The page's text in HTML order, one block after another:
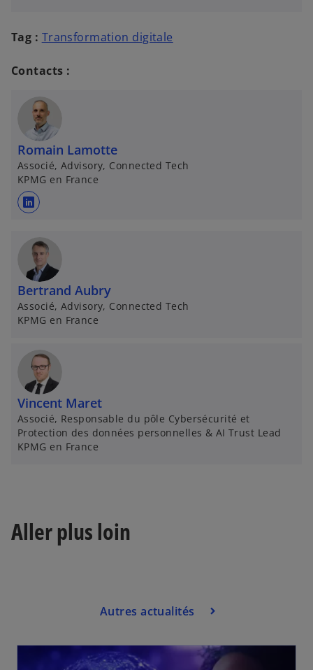
Tag : Transformation digitale
Contacts :
Romain Lamotte
Associé, Advisory, Connected Tech
KPMG en France
s
o
u
v
r
e
d
n
s
u
n
n
o
o
n
Bertrand Aubry
Associé, Advisory, Connected Tech
KPMG en France
Vincent Maret
Associé, Responsable du pôle Cybersécurité et
Protection des données personnelles & AI Trust Lead
KPMG en France
Aller plus loin
Autres actualités